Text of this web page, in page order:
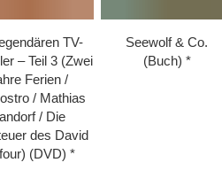
TV-
– Teil 3 (Zwei
Ferien /​​
/​​ Mathias
/​​ Die
des David
(DVD)
Seewolf & Co.
(Buch)